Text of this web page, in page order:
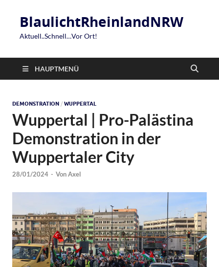
BlaulichtRheinlandNRW
Aktuell..Schnell…Vor Ort!
HAUPTMENÜ
DEMONSTRATION / WUPPERTAL
Wuppertal | Pro-Palästina
Demonstration in der
Wuppertaler City
28/01/2024 - VonAxel